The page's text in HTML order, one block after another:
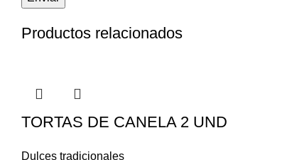
Productos relacionados
TORTAS DE CANELA 2 UND
Dulces tradicionales